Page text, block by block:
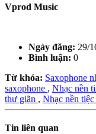
Vprod Music
Ngày đăng: 29/
Bình luận: 0
Từ khóa: Saxophone
saxophone , Nhạc nền
thư giãn , Nhạc nền
Tin liên quan